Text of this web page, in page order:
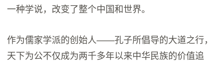
一种学说，改变了整个中国和世界。
作为儒家学派的创始人——孔子所倡导的大道之行，
天下为公不仅成为两千多年以来中华民族的价值追